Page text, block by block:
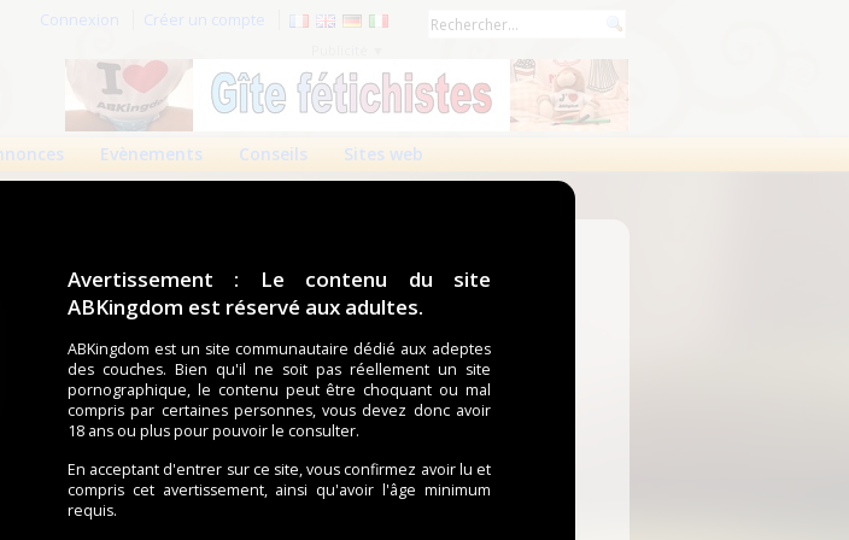
Avertissement : Le contenu du site
ABKingdom est réservé aux adultes.
ABKingdom est un site communautaire dédié aux adeptes
des couches. Bien qu'il ne soit pas réellement un site
pornographique, le contenu peut être choquant ou mal
compris par certaines personnes, vous devez donc avoir
18 ans ou plus pour pouvoir le consulter.
En acceptant d'entrer sur ce site, vous confirmez avoir lu et
compris cet avertissement, ainsi qu'avoir l'âge minimum
requis.
Connexion Créer un compte
Evènements Conseils Sites web